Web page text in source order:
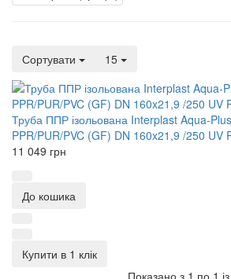
Сортувати 15
Труба ППР ізольована Interplast Aqua-
PPR/PUR/PVC (GF) DN 160x21,9 /250 UV
11 049 грн
До кошика
Купити в 1 клік
Показано з 1 по 1